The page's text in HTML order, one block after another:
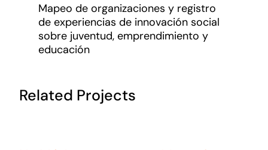
Mapeo de organizaciones y registro
de experiencias de innovación social
sobre juventud, emprendimiento y
educación
Related Projects